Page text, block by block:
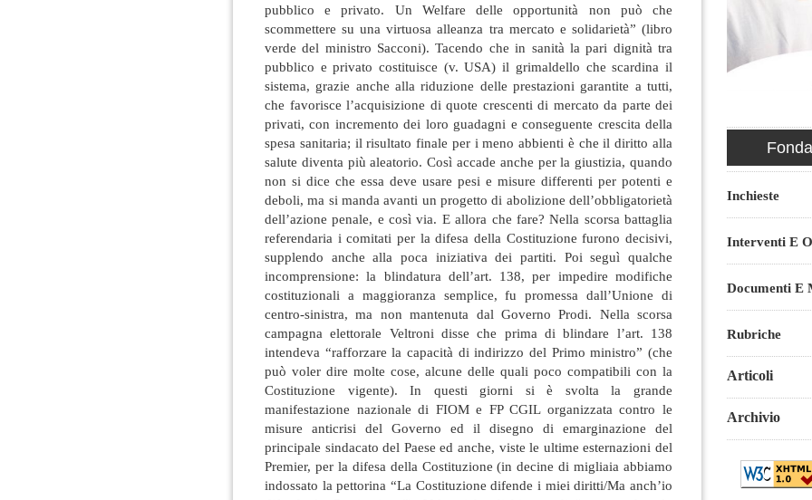
pubblico e privato. Un Welfare delle opportunità non può che
scommettere su una virtuosa alleanza tra mercato e solidarietà” (libro
verde del ministro Sacconi). Tacendo che in sanità la pari dignità tra
pubblico e privato costituisce (v. USA) il grimaldello che scardina il
sistema, grazie anche alla riduzione delle prestazioni garantite a tutti,
che favorisce l’acquisizione di quote crescenti di mercato da parte dei
privati, con incremento dei loro guadagni e conseguente crescita della
spesa sanitaria; il risultato finale per i meno abbienti è che il diritto alla
salute diventa più aleatorio. Così accade anche per la giustizia, quando
non si dice che essa deve usare pesi e misure differenti per potenti e
deboli, ma si manda avanti un progetto di abolizione dell’obbligatorietà
dell’azione penale, e così via. E allora che fare? Nella scorsa battaglia
referendaria i comitati per la difesa della Costituzione furono decisivi,
supplendo anche alla poca iniziativa dei partiti. Poi seguì qualche
incomprensione: la blindatura dell’art. 138, per impedire modifiche
costituzionali a maggioranza semplice, fu promessa dall’Unione di
centro-sinistra, ma non mantenuta dal Governo Prodi. Nella scorsa
campagna elettorale Veltroni disse che prima di blindare l’art. 138
intendeva “rafforzare la capacità di indirizzo del Primo ministro” (che
può voler dire molte cose, alcune delle quali poco compatibili con la
Costituzione vigente). In questi giorni si è svolta la grande
manifestazione nazionale di FIOM e FP CGIL organizzata contro le
misure anticrisi del Governo ed il disegno di emarginazione del
principale sindacato del Paese ed anche, viste le ultime esternazioni del
Premier, per la difesa della Costituzione (in decine di migliaia abbiamo
indossato la pettorina “La Costituzione difende i miei diritti/Ma anch’io
Inchieste
Interventi E
Documenti E
Rubriche
Articoli
Archivio